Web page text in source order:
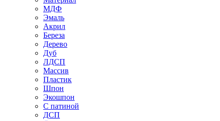
МДФ
Эмаль
Акрил
Береза
Дерево
Дуб
ЛДСП
Массив
Пластик
Шпон
Экошпон
С патиной
ДСП